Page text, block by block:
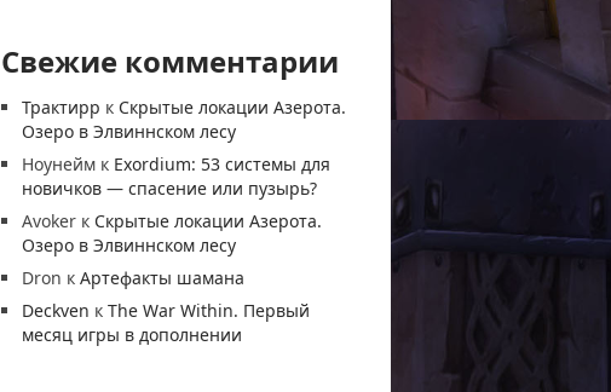
Свежие комментарии
Трактирр к Скрытые локации Азерота.
Озеро в Элвиннском лесу
Ноунейм к Exordium: 53 системы для
новичков — спасение или пузырь?
Avoker к Скрытые локации Азерота.
Озеро в Элвиннском лесу
Dron кАртефакты шамана
Deckven кThe War Within. Первый
месяц игры в дополнении